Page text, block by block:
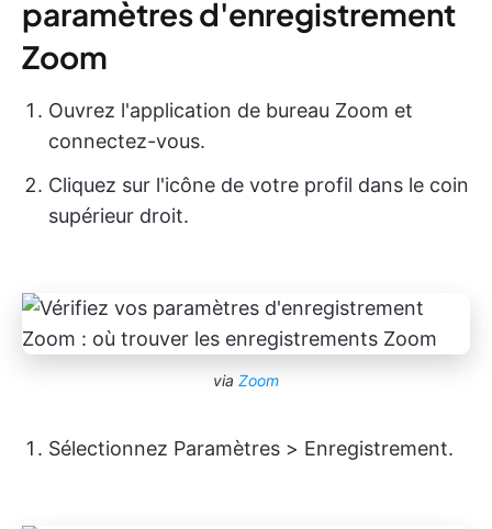
paramètres d'enregistrement
Zoom
Ouvrez l'application de bureau Zoom et
connectez-vous.
Cliquez sur l'icône de votre profil dans le coin
supérieur droit.
via Zoom
Sélectionnez Paramètres > Enregistrement.